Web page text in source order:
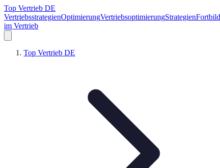
Top Vertrieb DE
VertriebsstrategienOptimierungVertriebsoptimierungStrategien
im Vertrieb
Top Vertrieb DE